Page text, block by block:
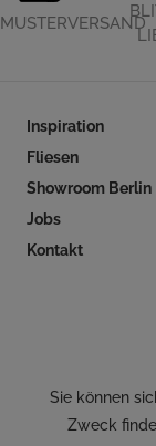
MUSTERVERSAND
Inspiration
Fliesen
Showroom Berlin
Jobs
Kontakt
Sie können
Zweck